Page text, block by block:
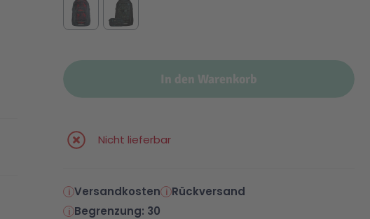
In den Warenkorb
Nicht lieferbar
Versandkosten
Rückversand
Begrenzung: 30